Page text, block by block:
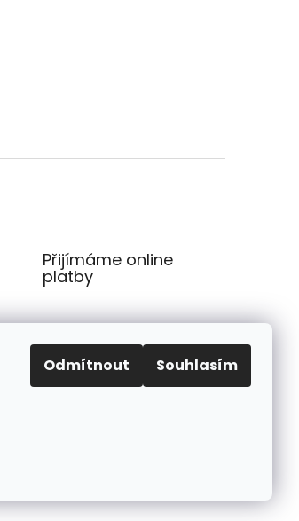
Odmítnout Souhlasím
Přijímáme online
platby